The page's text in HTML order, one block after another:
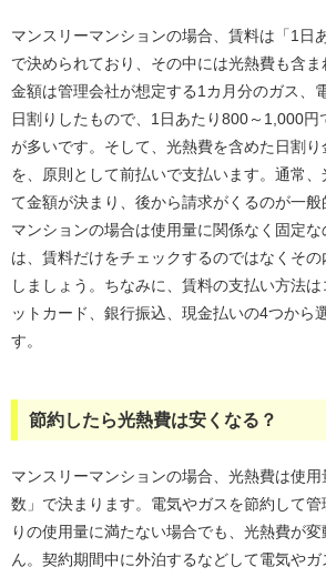
マンスリーマンションの場合、賃料は「1日
で決められており、その中には光熱費も含
金額は管理会社が想定する1カ月分のガス、
日割りしたもので、1日あたり800～1,000円
が多いです。そして、光熱費を含めた日割
を、原則として前払いで支払います。通常
て金額が決まり、後から請求がくるのが一
マンションの場合は使用量に関係なく固定
は、賃料だけをチェックするのではなくそ
しましょう。ちなみに、賃料の支払い方法
ットカード、銀行振込、現金払いの4つから
す。
節約したら光熱費は安くなる？
マンスリーマンションの場合、光熱費は使
数」で決まります。電気やガスを節約して
りの使用量に満たない場合でも、光熱費が
ん。契約期間中に外泊するなどして電気や